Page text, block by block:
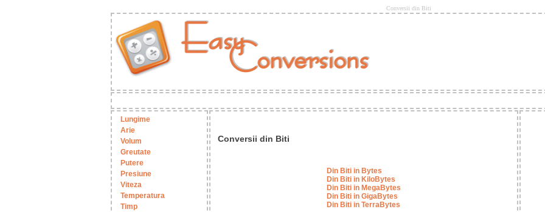
Conversii din Biti
Lungime
Arie
Volum
Greutate
Putere
Presiune
Viteza
Temperatura
Timp
Conversii din Biti
Din Biti in Bytes
Din Biti in KiloBytes
Din Biti in MegaBytes
Din Biti in GigaBytes
Din Biti in TerraBytes